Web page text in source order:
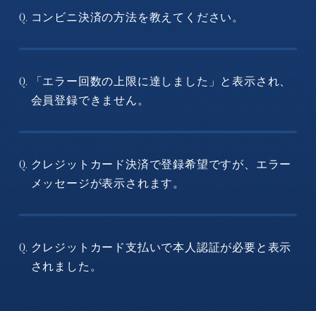
Q. コンビニ決済の方法を教えてください。
Q.
「エラー回数の上限に達しました」と表示され、
会員登録できません。
Q. クレジットカード決済で登録希望ですが、エラー
メッセージが表示されます。
Q. クレジットカード支払いで本人認証が必要と表示
されました。